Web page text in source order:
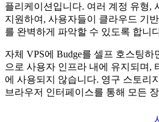
플리케이션입니다. 여러 계정 유형,
지원하여, 사용자들이 클라우드 기
를 완벽하게 파악할 수 있도록 합니
자체 VPS에 Budge를 셀프 호스팅
으로 사용자 인프라 내에 유지되며,
에 사용되지 않습니다. 영구 스토리
브라우저 인터페이스를 통해 모든